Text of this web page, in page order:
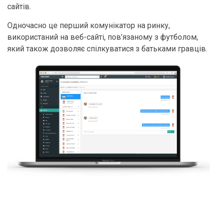
сайтів.
Одночасно це перший комунікатор на ринку,
використаний на веб-сайті, пов’язаному з футболом,
який також дозволяє спілкуватися з батьками гравців.